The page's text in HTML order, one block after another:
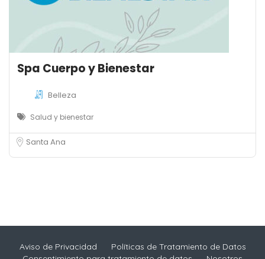
Spa Cuerpo y Bienestar
Belleza
Salud y bienestar
Santa Ana
Aviso de Privacidad
Políticas de Tratamiento de Datos